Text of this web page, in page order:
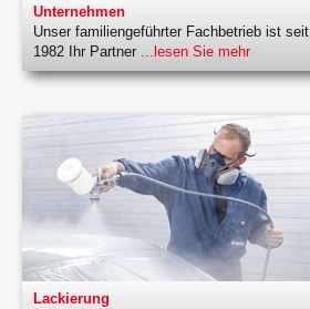
Unternehmen
Unser familiengeführter Fachbetrieb ist seit
1982 Ihr Partner ...lesen Sie mehr
Lackierung